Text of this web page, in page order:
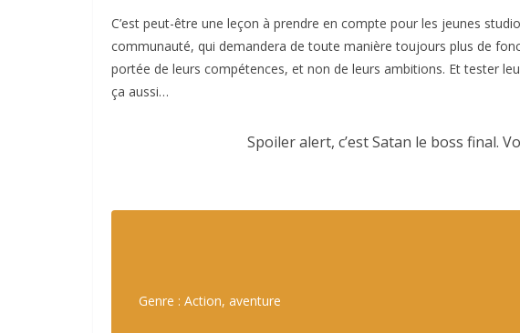
C’est peut-être une leçon à prendre en compte pour les jeunes
communauté, qui demandera de toute manière toujours plus de
portée de leurs compétences, et non de leurs ambitions. Et tester
ça aussi…
Spoiler alert, c’est Satan le boss final.
Genre : Action, aventure